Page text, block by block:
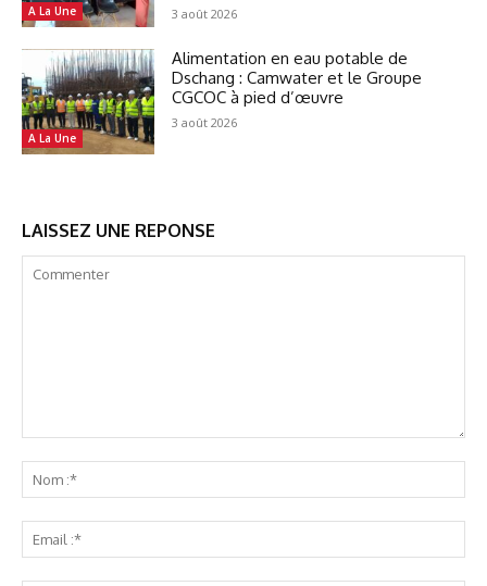
A La Une 3 août 2026
A La Une
Alimentation en eau potable de
Dschang : Camwater et le Groupe
CGCOC à pied d’œuvre
3 août 2026
LAISSEZ UNE REPONSE
:*
:*